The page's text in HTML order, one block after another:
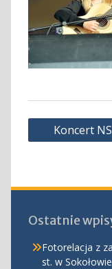
Nawigacja
wpisu
Koncert
Ostatnie
Fotorelacja z
st. w